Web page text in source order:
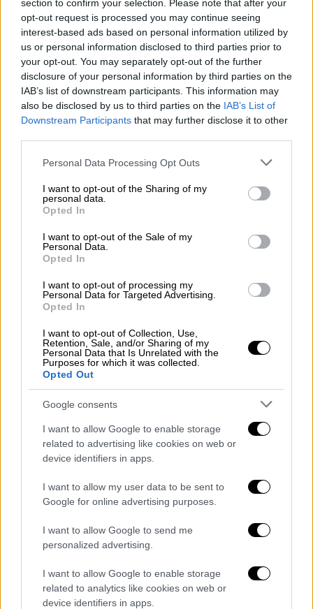
section to confirm your selection. Please note that after your
opt-out request is processed you may continue seeing
interest-based ads based on personal information utilized by
us or personal information disclosed to third parties prior to
your opt-out. You may separately opt-out of the further
disclosure of your personal information by third parties on the
IAB’s list of downstream participants. This information may
also be disclosed by us to third parties on the IAB’s List of
Downstream Participants that may further disclose it to other
Please note that this website/app uses one or more Google
not limited to your visit or usage behaviour. You may click to
grant or deny consent to Google and its third-party tags to
use your data for below specified purposes in below Google
consent section.
Personal Data Processing Opt Outs
I want to opt-out of the Sharing of my
personal data.
Opted In
I want to opt-out of the Sale of my
Personal Data.
Opted In
I want to opt-out of processing my
Personal Data for Targeted Advertising.
Opted In
I want to opt-out of Collection, Use,
Retention, Sale, and/or Sharing of my
Personal Data that Is Unrelated with the
Purposes for which it was collected.
Opted Out
Google consents
I want to allow Google to enable storage
related to advertising like cookies on web or
device identifiers in apps.
I want to allow my user data to be sent to
Google for online advertising purposes.
I want to allow Google to send me
personalized advertising.
I want to allow Google to enable storage
related to analytics like cookies on web or
device identifiers in apps.
ως προς το χρόνο και τρόπο καταβολής του
Δώρου Πάσχα (ΚΥΑ 35129/12.04.2022 – ΦΕΚ
Β’ 1819/13.4.2022):
Εργαζόμενοι σε αναστολή: Οι εργαζόμενοι
των οποίων οι συμβάσεις εργασίας τέθηκαν
σε αναστολή από 1/01/2022 έως 31/01/2022
θα λάβουν το Δώρο Πάσχα από δύο
διαφορετικές πηγές:
Οι επιχειρήσεις-εργοδότες υποχρεούνται να
καταβάλουνολόκληρο
το δώρο Πάσχα, πλην
σε αναστολή, το αργότερο μέχρι την Μεγάλη
Τετάρτη (20.04.2022), βάσει των πραγματικά
Για τα χρονικά διαστήματα κατά τα οποία οι
συμβάσεις εργασίας των μισθωτών τέθηκαν
σε αναστολή, η αναλογία του δώρου Πάσχα
θα καταβληθεί από τον τακτικό
προϋπολογισμό απευθείας στους
τραπεζικούς λογαριασμούς των
εργαζομένων και θα υπολογιστεί επί του
ποσού της αποζημίωσης ειδικού σκοπού. Η
καταβολή της εν λόγω αναλογίας θα
πραγματοποιηθεί έως τη Μεγάλη Τετάρτη
Πρόγραμμα ΣΥΝ-ΕΡΓΑΣΙΑ: Στην περίπτωση
κατά την οποία οι εργαζόμενοι εντάχθηκαν
στον μηχανισμό ενίσχυσης της απασχόλησης
«ΣΥΝ-ΕΡΓΑΣΙΑ», το δώρο Πάσχα θα
καταβληθεί ως εξής;
Οι εργοδότες υποχρεούνται να καταβάλουν